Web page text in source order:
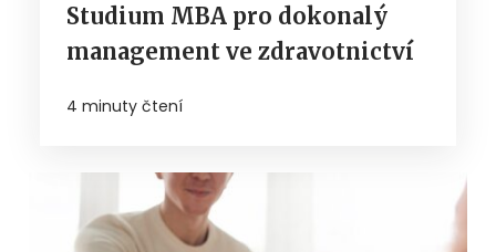
Studium MBA pro dokonalý
management ve zdravotnictví
4 minuty čtení